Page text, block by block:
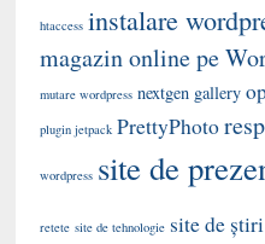
htaccess instalare
magazin online pe
mutare wordpress nextgen gallery
plugin jetpack PrettyPhoto
wordpress site de
retete site de tehnologie site de știri